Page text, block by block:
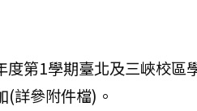
度第1學期臺北及三峽校
(詳參附件檔)。